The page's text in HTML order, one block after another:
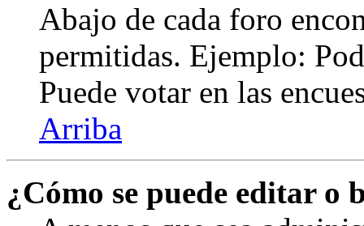
Abajo de cada foro
permitidas. Ejemplo:
Puede votar en las
Arriba
¿Cómo se puede editar o